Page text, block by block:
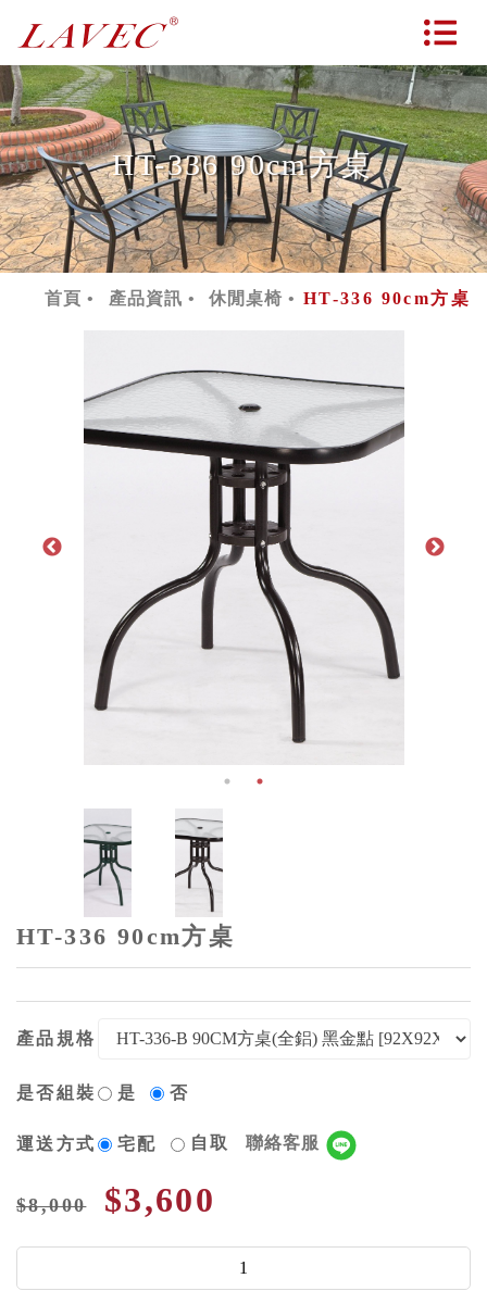
HT-336 90cm方桌
首頁 產品資訊 休閒桌椅 HT-336 90cm方桌
HT-336 90cm方桌
產品規格
是否組裝 是 否
運送方式 宅配 自取 聯絡客服
$8,000 $3,600